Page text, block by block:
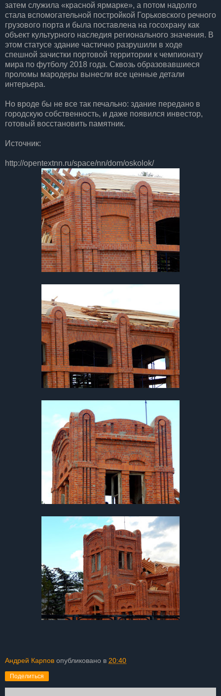
затем служила «красной ярмарке», а потом надолго
стала вспомогательной постройкой Горьковского речного
грузового порта и была поставлена на госохрану как
объект культурного наследия регионального значения. В
этом статусе здание частично разрушили в ходе
спешной зачистки портовой территории к чемпионату
мира по футболу 2018 года. Сквозь образовавшиеся
проломы мародеры вынесли все ценные детали
интерьера.
Но вроде бы не все так печально: здание передано в
городскую собственность, и даже появился инвестор,
готовый восстановить памятник.
Источник:
http://opentextnn.ru/space/nn/dom/oskolok/
Андрей Карпов опубликовано в 20:40
Поделиться